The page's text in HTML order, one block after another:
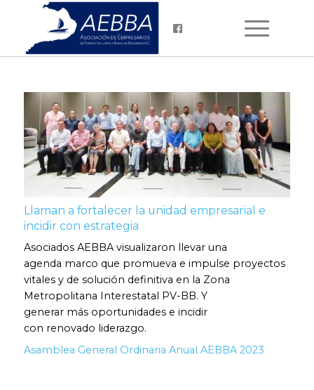
Llaman a fortalecer la unidad empresarial e
incidir con estrategia
Asociados AEBBA visualizaron llevar una
agenda marco que promueva e impulse proyectos
vitales y de solución definitiva en la Zona
Metropolitana Interestatal PV-BB. Y
generar más oportunidades e incidir
con renovado liderazgo.
Asamblea General Ordinaria Anual AEBBA 2023